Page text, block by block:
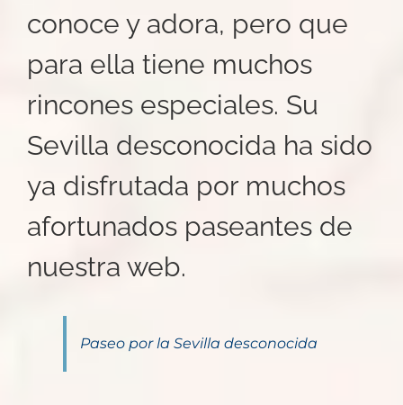
conoce y adora, pero que
para ella tiene muchos
rincones especiales. Su
Sevilla desconocida ha sido
ya disfrutada por muchos
afortunados paseantes de
nuestra web.
Paseo por la Sevilla desconocida